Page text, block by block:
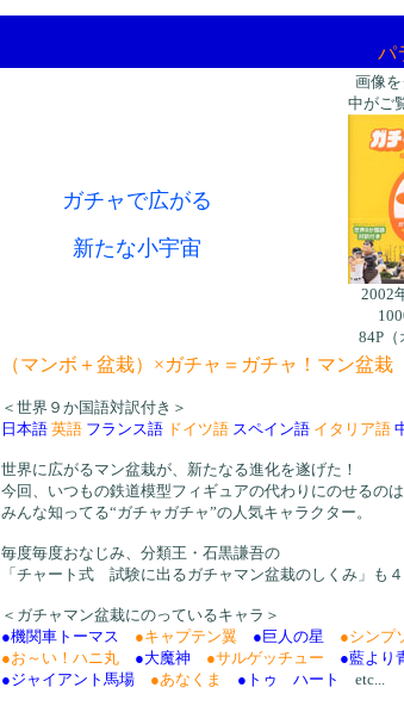
パ
ガチャで広がる
新たな小宇宙
画像
中がご
2002
84P（
（マンボ＋盆栽）×ガチャ＝ガチャ！マン盆栽
＜世界９か国語対訳付き＞
日本語 英語 フランス語 ドイツ語 スペイン語 イタリア語
世界に広がるマン盆栽が、新たなる進化を遂げた！
今回、いつもの鉄道模型フィギュアの代わりにのせるのは
みんな知ってる“ガチャガチャ”の人気キャラクター。
毎度毎度おなじみ、分類王・石黒謙吾の
「チャート式 試験に出るガチャマン盆栽のしくみ」も４
＜ガチャマン盆栽にのっているキャラ＞
●機関車トーマス
●キャプテン翼 ●巨人の星 ●シンプ
●お～い！ハニ丸
●大魔神 ●サルゲッチュー ●藍より
●ジャイアント馬場
●あなくま ●トゥ ハート etc...